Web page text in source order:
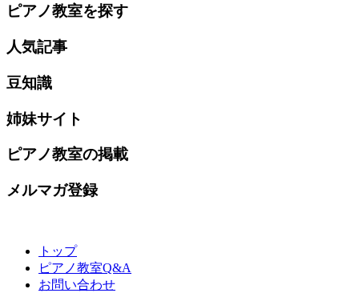
ピアノ教室を探す
人気記事
豆知識
姉妹サイト
ピアノ教室の掲載
メルマガ登録
トップ
ピアノ教室Q&A
お問い合わせ